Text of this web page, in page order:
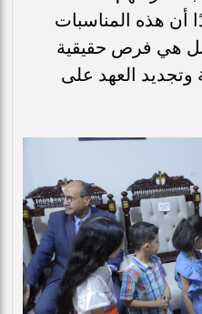
أن هذه المناسبات
بل هي فرص حقيقية
وتجديد العهد على